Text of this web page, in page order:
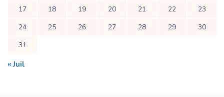
17
18 19 20 21 22
23
24
25 26 27 28 29
30
31
« Juil